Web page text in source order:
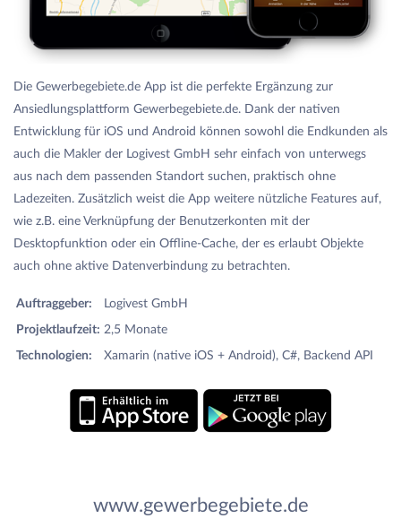
Die Gewerbegebiete.de App ist die perfekte Ergänzung zur
Ansiedlungsplattform Gewerbegebiete.de. Dank der nativen
Entwicklung für iOS und Android können sowohl die Endkunden als
auch die Makler der Logivest GmbH sehr einfach von unterwegs
aus nach dem passenden Standort suchen, praktisch ohne
Ladezeiten. Zusätzlich weist die App weitere nützliche Features auf,
wie z.B. eine Verknüpfung der Benutzerkonten mit der
Desktopfunktion oder ein Offline-Cache, der es erlaubt Objekte
auch ohne aktive Datenverbindung zu betrachten.
Auftraggeber: Logivest GmbH
Projektlaufzeit: 2,5 Monate
Technologien: Xamarin (native iOS + Android), C#, Backend API
www.gewerbegebiete.de